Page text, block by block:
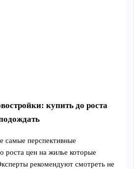
купить до роста
самые перспективные
роста цен на жилье которые
рекомендуют смотреть не